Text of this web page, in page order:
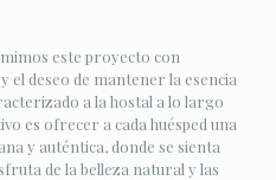
este proyecto con
el deseo de mantener la esencia
a la hostal a lo largo
es ofrecer a cada huésped una
y auténtica, donde se sienta
de la belleza natural y las